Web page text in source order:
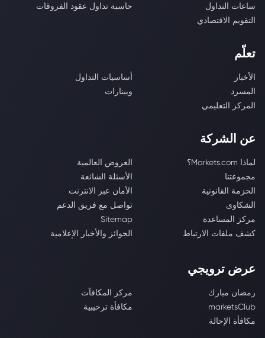
ساعات التداول
حاسبة تداول عقود الفروقات
التقويم الاقتصادي
تعلّم
الأخبار
أساسيات التداول
المسرد
ويبنارات
المركز التعليمي
عن الشركة
لماذا Markets.com؟
العروض العالمية
مجموعتنا
الأسئلة الشائعة
الحزمة القانونية
الأمان عبر الانترنت
الشكاوى
تواصل مع فريق الدعم
مركز المساعدة
Sitemap
كشف ملفات الارتباط
الجوائز والأخبار الإعلامية
عرض ترويجي
رمضان مبارك
مركز المكافآت
marketsClub
مكافأة ترحيبية
مكافأة الإحالة